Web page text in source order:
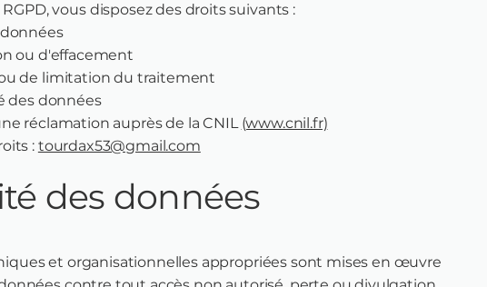
vous disposez des droits suivants :
ou d'effacement
de limitation du traitement
des données
réclamation auprès de la CNIL (www.cnil.fr)
: tourdax53@gmail.com
des données
et organisationnelles appropriées sont mises en œuvre